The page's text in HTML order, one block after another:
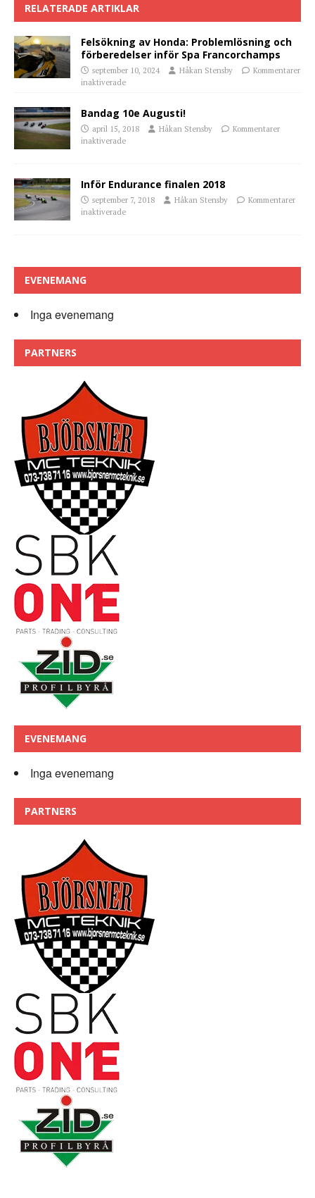
RELATERADE ARTIKLAR
Felsökning av Honda: Problemlösning och
förberedelser inför Spa Francorchamps
september 10, 2024 Håkan Stensby
Kommentarer
inaktiverade
Bandag 10e Augusti!
april 15, 2018 Håkan Stensby
Kommentarer
inaktiverade
Inför Endurance finalen 2018
september 7, 2018 Håkan Stensby
Kommentarer
inaktiverade
EVENEMANG
Inga evenemang
PARTNERS
EVENEMANG
Inga evenemang
PARTNERS